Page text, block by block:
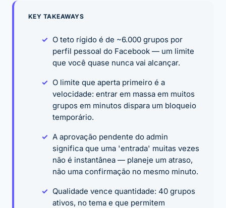
KEY TAKEAWAYS
O teto rígido é de ~6.000 grupos por
perfil pessoal do Facebook — um limite
que você quase nunca vai alcançar.
O limite que aperta primeiro é a
velocidade: entrar em massa em muitos
grupos em minutos dispara um bloqueio
temporário.
A aprovação pendente do admin
significa que uma 'entrada' muitas vezes
não é instantânea — planeje um atraso,
não uma confirmação no mesmo minuto.
Qualidade vence quantidade: 40 grupos
ativos, no tema e que permitem